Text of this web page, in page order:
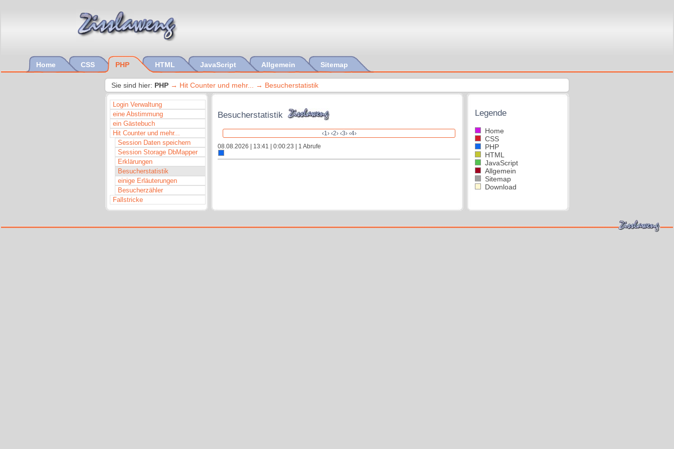
Home CSS PHP HTML JavaScript Allgemein Sitemap
Sie sind hier: PHP Hit Counter und mehr... Besucherstatistik
Login Verwaltung
eine Abstimmung
ein Gästebuch
Hit Counter und mehr...
Session Daten speichern
Session Storage DbMapper
Erklärungen
Besucherstatistik
einige Erläuterungen
Besucherzähler
Fallstricke
Besucherstatistik
‹1› ‹2› ‹3› ‹4›
08.08.2026 | 13:41 | 0:00:23 | 1 Abrufe
Legende
Home
CSS
PHP
HTML
JavaScript
Allgemein
Sitemap
Download